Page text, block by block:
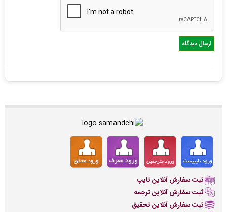
ثبت سفارش آنلاین تایپ
ثبت سفارش آنلاین ترجمه
ثبت سفارش آنلاین تحقیق